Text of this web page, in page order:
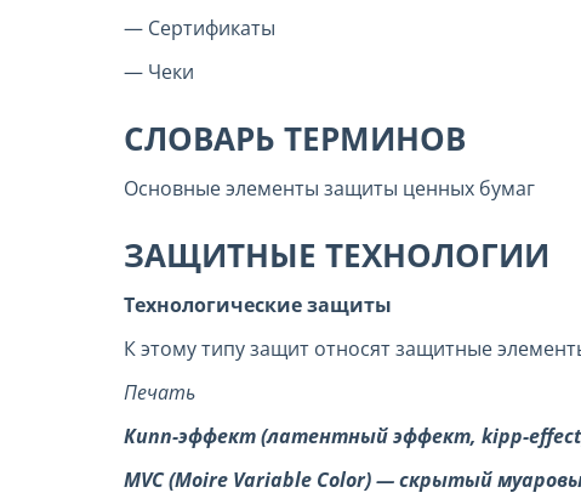
— Сертификаты
— Чеки
СЛОВАРЬ ТЕРМИНОВ
Основные элементы защиты ценных бумаг
ЗАЩИТНЫЕ ТЕХНОЛОГИИ
Технологические защиты
К этому типу защит относят защитные
Печать
Кипп-эффект (латентный эффект, kipp-
MVC (Moire Variable Color) — скрытый